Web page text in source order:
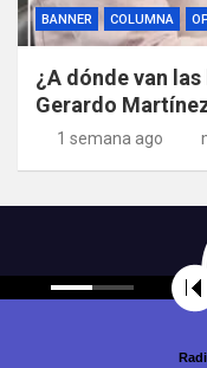
BANNER COLUMNA
¿A dónde van
Gerardo
1 semana ago
Copyright © All